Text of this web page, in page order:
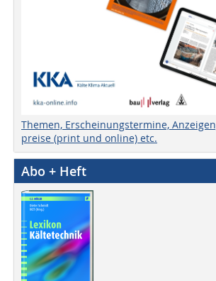
Themen, Erscheinungstermine,
preise (print und online) etc.
Abo + Heft